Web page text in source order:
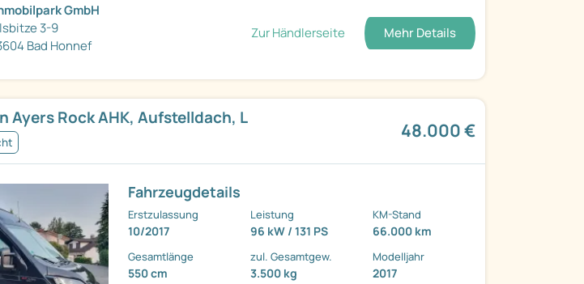
GmbH
3-9
Bad Honnef
Zur Händlerseite Mehr Details
Ayers Rock AHK, Aufstelldach, L
48.000 €
Fahrzeugdetails
Erstzulassung
10/2017
Leistung
96 kW / 131 PS
KM-Stand
66.000 km
Gesamtlänge
550 cm
zul. Gesamtgew.
3.500 kg
Modelljahr
2017